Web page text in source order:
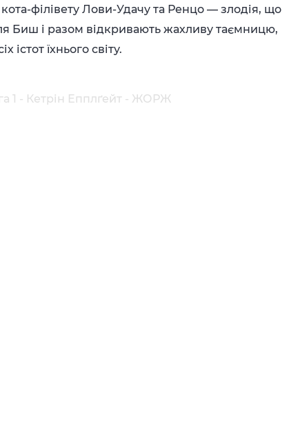
філівету Лови-Удачу та Ренцо — злодія, що
Биш і разом відкривають жахливу таємницю,
істот їхнього світу.
1 - Кетрін Епплґейт - ЖОРЖ